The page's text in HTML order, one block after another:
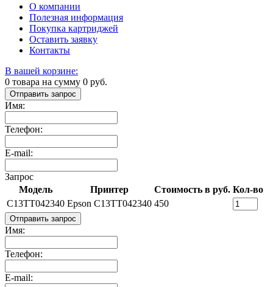
О компании
Полезная информация
Покупка картриджей
Оставить заявку
Контакты
В вашей корзине:
0 товара на сумму 0 руб.
Отправить запрос
Имя:
Телефон:
E-mail:
Запрос
Модель
Принтер Стоимость в руб. Кол-во
C13TT042340 Epson C13TT042340 450
Отправить запрос
Имя:
Телефон:
E-mail: